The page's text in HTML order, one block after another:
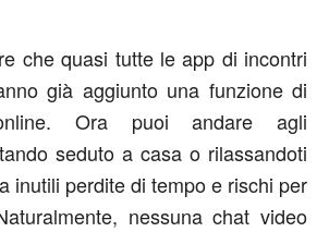
che quasi tutte le app di incontri
già aggiunto una funzione di
Ora puoi andare agli
seduto a casa o rilassandoti
inutili perdite di tempo e rischi per
nessuna chat video